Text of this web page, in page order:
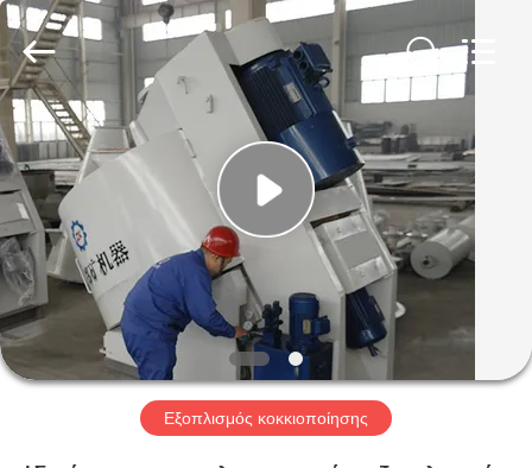
ΣΠΊΤΙ
ΠΡΟΪΌΝΤΑ
ΒΊΝΤΕΟ
VR
ΠΑΡΟΥΣΙΆΣΤΕ
Machinery
CO.Ltd.
Rights
Reserved.
Developed
by
ECER
Εξοπλισμός κοκκιοποίησης